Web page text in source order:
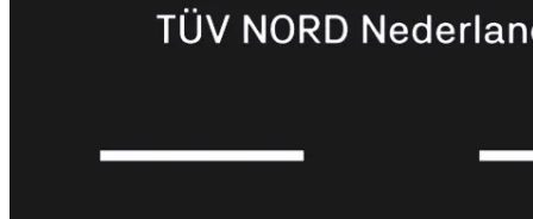
Protection
ProtectionSOC